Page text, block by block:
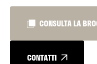
CONSULTA LA
CONTATTI